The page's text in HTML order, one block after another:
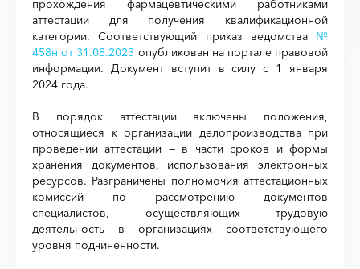
прохождения фармацевтическими работниками
аттестации для получения квалификационной
категории. Соответствующий приказ ведомства №
458н от 31.08.2023 опубликован на портале правовой
информации. Документ вступит в силу с 1 января
2024 года.
В порядок аттестации включены положения,
относящиеся к организации делопроизводства при
проведении аттестации — в части сроков и формы
хранения документов, использования электронных
ресурсов. Разграничены полномочия аттестационных
комиссий по рассмотрению документов
специалистов, осуществляющих трудовую
деятельность в организациях соответствующего
уровня подчиненности.